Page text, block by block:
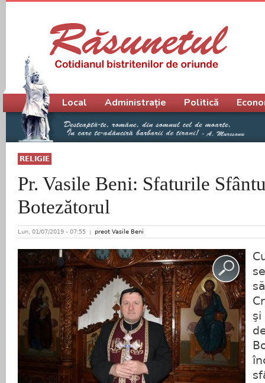
RELIGIE
Pr. Vasile Beni: Sfaturile
Botezătorul
Lun, 01/07/2019 - 07:55 preot Vasile Beni
şi
Meniu principal
Local Administrație Politică